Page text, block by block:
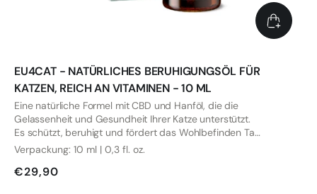
EU4CAT - NATÜRLICHES BERUHIGUNGSÖL FÜR
KATZEN, REICH AN VITAMINEN - 10 ML
Eine natürliche Formel mit CBD und Hanföl, die die
Gelassenheit und Gesundheit Ihrer Katze unterstützt.
Es schützt, beruhigt und fördert das Wohlbefinden Tag
für Tag.
Verpackung: 10 ml | 0,3 fl. oz.
€29,90